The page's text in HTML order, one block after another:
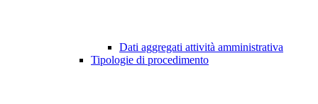
Dati aggregati attività amministrativa
Tipologie di procedimento